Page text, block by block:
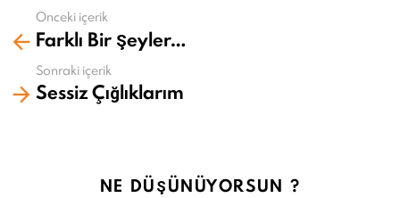
Daha
fazla
Önceki içerik
Farklı Bir Şeyler…
Sonraki içerik
Sessiz Çığlıklarım
NE DÜŞÜNÜYORSUN ?